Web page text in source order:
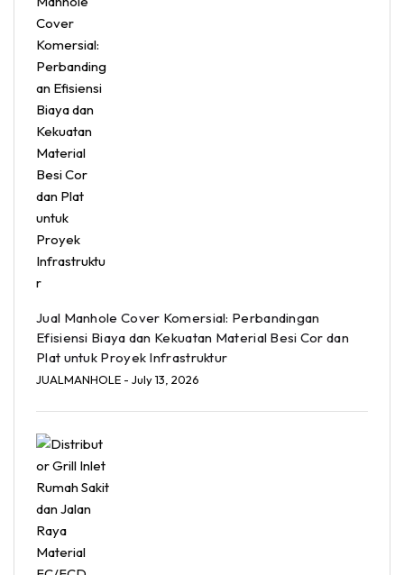
Jual Manhole Cover Komersial: Perbandingan
Efisiensi Biaya dan Kekuatan Material Besi Cor dan
Plat untuk Proyek Infrastruktur
JUALMANHOLE - July 13, 2026